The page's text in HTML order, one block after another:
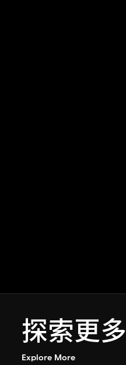
探索更多
Explore More